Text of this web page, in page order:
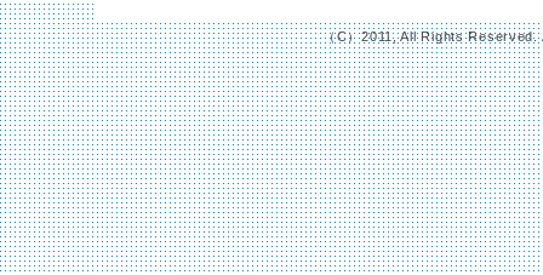
（C）2011, All Rights